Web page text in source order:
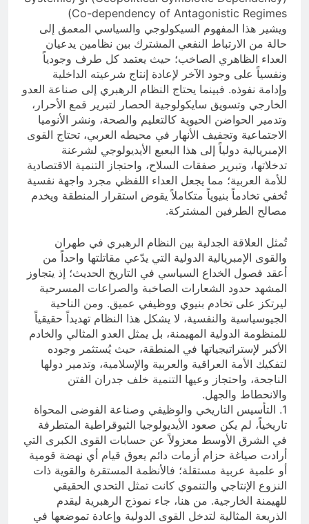
Co-dependency of Antagonistic Regimes)
ويشير هذا المفهوم السيكولوجي والسياسي المعمق إلى
حالة من الارتباط النفعي المشترك بين نظامين يدعيان
العداء الظاهري الصاخب؛ حيث يعتمد كل طرف وجودياً
ونفسياً على وجود الآخر لإعادة إنتاج شرعيته الداخلية
وإدامة نفوذه. فبينما يحتاج النظام الرهبري إلى صناعة العدو
الخارجي وتسويق سايكولوجية الحصار لتبرير قمع الأحرار،
وتدمير الحواضن الحيوية كالتعليم والصحة، ونشر الأنوميا
الاجتماعية وتجفيف الأنهار في محيطه العربي، تحتاج القوى
الإمبريالية دولياً إلى هذا البعبع الأيديولوجي لشرعنة
تدخلاتها، وتبرير صفقات السلاح، واحتجاز التنمية الاقتصادية
للأمة العربية؛ مما يجعل العداء اللفظي مجرد واجهة نفسية
تُخفي تخادماً بنيوياً متكاملاً يقوض استقرار المنطقة ويخدم
مصالح الطرفين المشتركة.
تُمثل العلاقة الجدلية بين النظام الرهبري في طهران
والقوى الإمبريالية الدولية التي يدّعي مقاتلتها واحداً من
أعقد فصول الخداع السياسي في التاريخ الحديث؛ إذ يتجاوز
المشهد حدود الشعارات الصاخبة والصراعات المسرحية
ليرتكز على تخادم بنيوي ووظيفي عميق. ومن الناحية
الجيوسياسية والنفسية، لا يشكل هذا النظام تهديداً حقيقياً
للمنظومة الدولية المهيمنة، بل يمثل العدو المثالي والخادم
الأكبر لإستراتيجياتها في المنطقة، حيث يُستثمر وجوده
لتفكيك الأمة العراقية والعربية والإسلامية، وتدمير دولها
الناجحة، واحتجاز وعيها التنمية خلف جدران الفتن
والانحطاط والجهل.
1. التأسيس التاريخي والوظيفي وصناعة الفوضى المحواة
تاريخياً، لم يكن صعود الأيديولوجيا الثيوقراطية المتطرفة
في الشرق الأوسط معزولاً عن حسابات القوى الكبرى التي
أرادت صياغة حزام أزمات دائم يعوق قيام أي نهضة قومية
أو علمية عربية مستقلة؛ فالأنظمة المستقرة والقوية ذات
النزوع الإنتاجي والتنموي كانت تمثل التحدي الحقيقي
للهيمنة الخارجية. من هنا، جاء نموذج الرهبرية ليقدم
الذريعة المثالية لتدخل القوى الدولية وإعادة تموضعها في